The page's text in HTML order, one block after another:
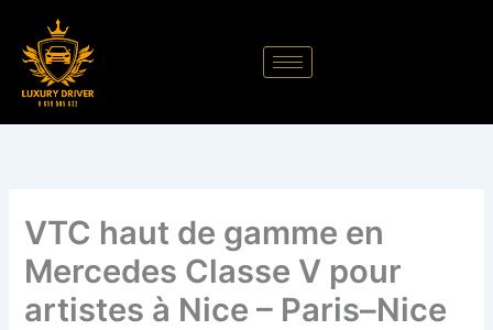
contenu
VTC haut de gamme en
Mercedes Classe V pour
artistes à Nice – Paris–Nice